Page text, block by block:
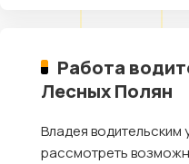
Работа
Лесных Полян
Владея
рассмотреть